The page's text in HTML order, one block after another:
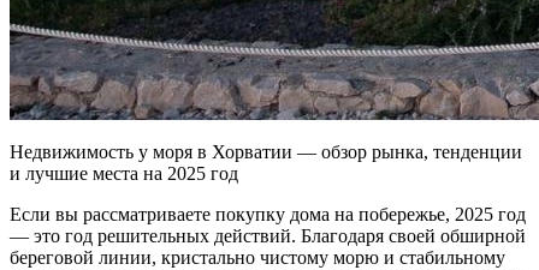
Недвижимость у моря в Хорватии — обзор рынка, тенденции
и лучшие места на 2025 год
Если вы рассматриваете покупку дома на побережье, 2025 год
— это год решительных действий. Благодаря своей обширной
береговой линии, кристально чистому морю и стабильному